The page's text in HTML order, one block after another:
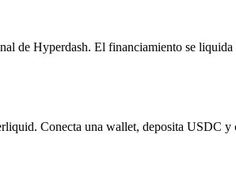
de Hyperdash. El financiamiento se
Conecta una wallet, deposita USDC